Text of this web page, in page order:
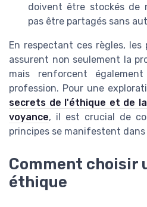
doivent être stockés de
pas être partagés sans
En respectant ces règles,
assurent non seulement la
mais renforcent
profession. Pour une
secrets de l'éthique et de
voyance, il est crucial de
principes se manifestent
Comment choisir
éthique